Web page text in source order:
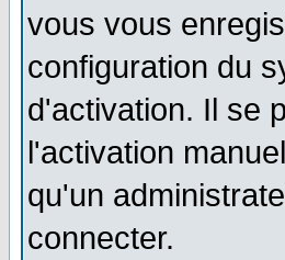
vous vous
configuration du
d'activation. Il se
l'activation
qu'un
connecter.